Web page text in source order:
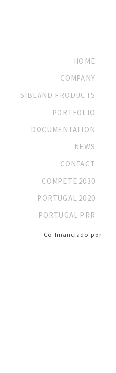
HOME
COMPANY
SIBLAND PRODUCTS
PORTFOLIO
DOCUMENTATION
NEWS
CONTACT
COMPETE 2030
PORTUGAL 2020
PORTUGAL PRR
Co-financiado por